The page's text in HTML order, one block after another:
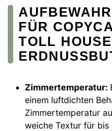
FÜR
TOLL HOUSE
Zimmertemperatur:
einem luftdichten
Zimmertemperatur
weiche Textur für bis